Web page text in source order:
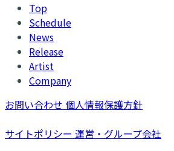
Top
Schedule
News
Release
Artist
Company
お問い合わせ 個人情報保護方針
サイトポリシー 運営・グループ会社